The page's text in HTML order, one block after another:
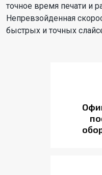
точное время печати и
Непревзойденная
быстрых и точных